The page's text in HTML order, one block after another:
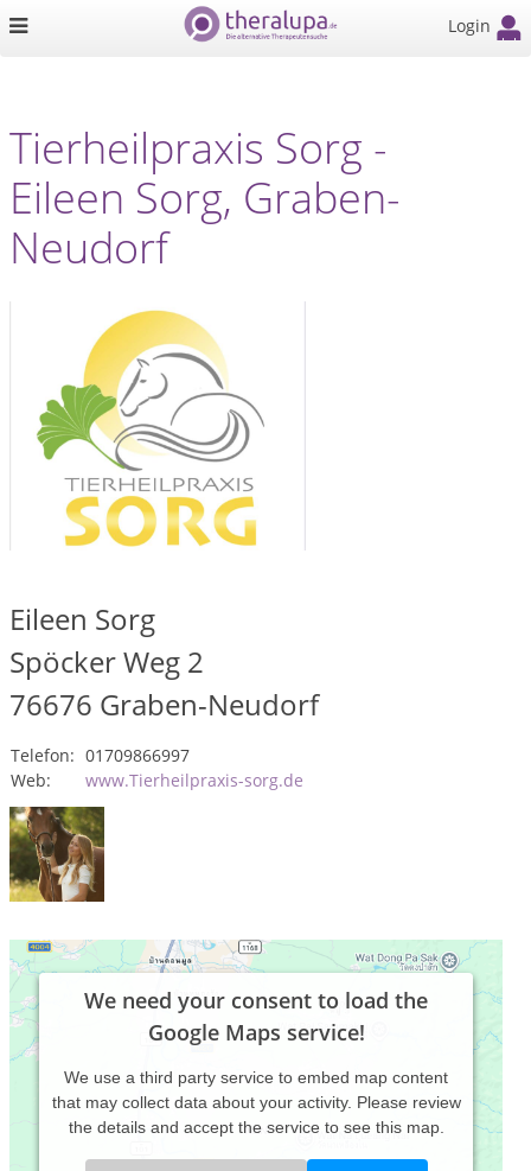
Login
Tierheilpraxis Sorg -
Eileen Sorg, Graben-
Neudorf
Eileen Sorg
Spöcker Weg 2
76676 Graben-Neudorf
Telefon: 01709866997
Web:
www.Tierheilpraxis-sorg.de
We need your consent to load the
Google Maps service!
We use a third party service to embed map content
that may collect data about your activity. Please review
the details and accept the service to see this map.